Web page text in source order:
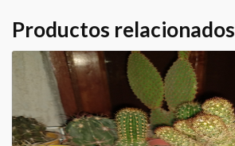
Productos relacionados